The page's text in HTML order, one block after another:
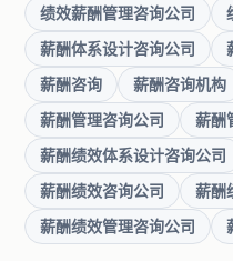
绩效薪酬管理咨询公司
薪酬体系设计咨询公司
薪酬咨询
薪酬咨询机构
薪酬管理咨询公司
薪酬
薪酬绩效体系设计咨询公司
薪酬绩效咨询公司
薪酬
薪酬绩效管理咨询公司